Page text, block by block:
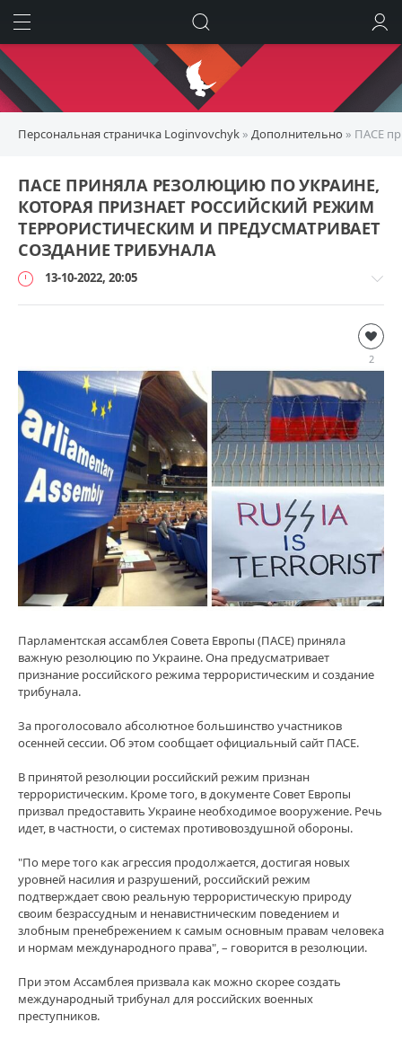
Персональная страничка Loginvovchyk » Дополнительно » ПАСЕ
ПАСЕ ПРИНЯЛА РЕЗОЛЮЦИЮ ПО УКРАИНЕ,
КОТОРАЯ ПРИЗНАЕТ РОССИЙСКИЙ РЕЖИМ
ТЕРРОРИСТИЧЕСКИМ И ПРЕДУСМАТРИВАЕТ
СОЗДАНИЕ ТРИБУНАЛА
13-10-2022, 20:05
30
2
Парламентская ассамблея Совета Европы (ПАСЕ) приняла
важную резолюцию по Украине. Она предусматривает
признание российского режима террористическим и создание
трибунала.
За проголосовало абсолютное большинство участников
осенней сессии. Об этом сообщает официальный сайт ПАСЕ.
В принятой резолюции российский режим признан
террористическим. Кроме того, в документе Совет Европы
призвал предоставить Украине необходимое вооружение. Речь
идет, в частности, о системах противовоздушной обороны.
"По мере того как агрессия продолжается, достигая новых
уровней насилия и разрушений, российский режим
подтверждает свою реальную террористическую природу
своим безрассудным и ненавистническим поведением и
злобным пренебрежением к самым основным правам человека
и нормам международного права", – говорится в резолюции.
При этом Ассамблея призвала как можно скорее создать
международный трибунал для российских военных
преступников.